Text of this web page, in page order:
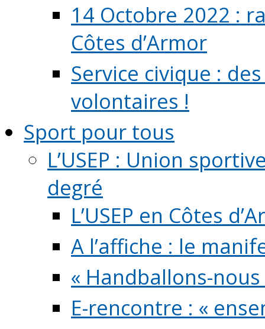
14 Octobre 2022 :
Côtes d’Armor
Service civique :
volontaires !
Sport pour tous
L’USEP : Union
degré
L’USEP en Côtes
A l’affiche : le
« Handballons-
E-rencontre : «